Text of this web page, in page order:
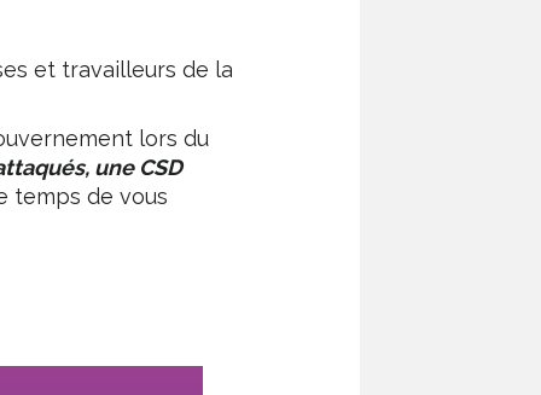
et travailleurs de la
lors du
une CSD
temps de vous